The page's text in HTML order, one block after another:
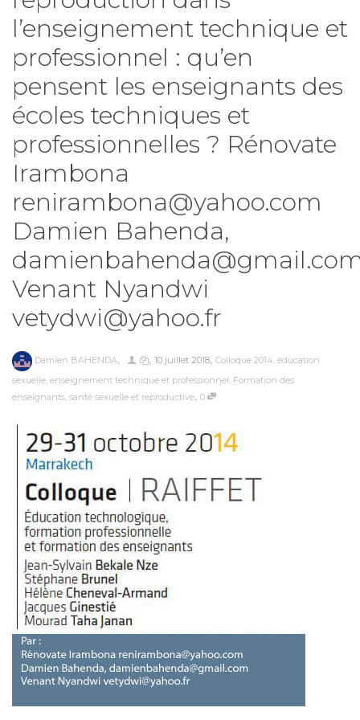
l’enseignement technique et
professionnel : qu’en
pensent les enseignants des
écoles techniques et
professionnelles ? Rénovate
Irambona
renirambona@yahoo.com
Damien Bahenda,
Venant Nyandwi
vetydwi@yahoo.fr
Damien BAHENDA, , 10 juillet 2018, Colloque 2014, éducation
sexuelle, enseignement technique et professionnel, Formation des
enseignants, santé sexuelle et reproductive, 0